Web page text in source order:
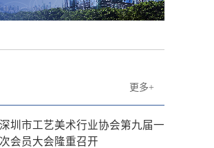
更多+
深圳市工艺美术行业协会第九届一
次会员大会隆重召开